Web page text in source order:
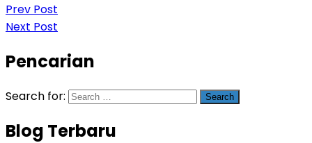
Prev Post
Next Post
Pencarian
Search for:
Blog Terbaru